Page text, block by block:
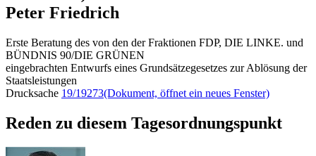
Peter Friedrich
Erste Beratung des von den der Fraktionen FDP, DIE LINKE. und
BÜNDNIS 90/DIE GRÜNEN
eingebrachten Entwurfs eines Grundsätzegesetzes zur Ablösung der
Staatsleistungen
Drucksache 19/19273(Dokument, öffnet ein neues Fenster)
Reden zu diesem Tagesordnungspunkt